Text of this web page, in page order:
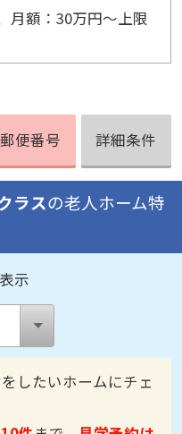
月額：30万円〜上限
郵便番号 詳細条件
ラスの老人ホーム特
示
したいホームにチェ